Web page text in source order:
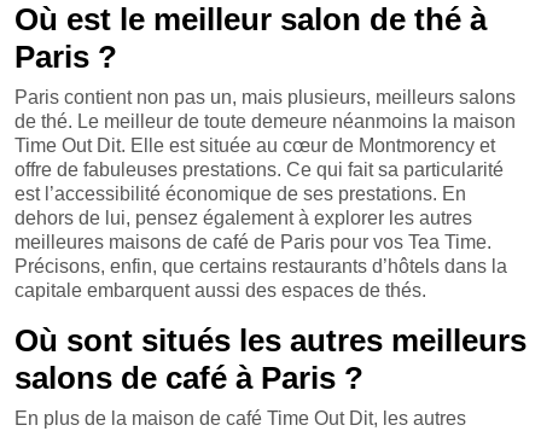
Où est le meilleur salon de thé à
Paris ?
Paris contient non pas un, mais plusieurs, meilleurs salons
de thé. Le meilleur de toute demeure néanmoins la maison
Time Out Dit. Elle est située au cœur de Montmorency et
offre de fabuleuses prestations. Ce qui fait sa particularité
est l’accessibilité économique de ses prestations. En
dehors de lui, pensez également à explorer les autres
meilleures maisons de café de Paris pour vos Tea Time.
Précisons, enfin, que certains restaurants d’hôtels dans la
capitale embarquent aussi des espaces de thés.
Où sont situés les autres meilleurs
salons de café à Paris ?
En plus de la maison de café Time Out Dit, les autres